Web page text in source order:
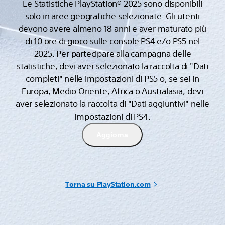
Le Statistiche PlayStation® 2025 sono disponibili
solo in aree geografiche selezionate. Gli utenti
devono avere almeno 18 anni e aver maturato più
di 10 ore di gioco sulle console PS4 e/o PS5 nel
2025. Per partecipare alla campagna delle
statistiche, devi aver selezionato la raccolta di "Dati
completi" nelle impostazioni di PS5 o, se sei in
Europa, Medio Oriente, Africa o Australasia, devi
aver selezionato la raccolta di "Dati aggiuntivi" nelle
impostazioni di PS4.
Torna su PlayStation.com